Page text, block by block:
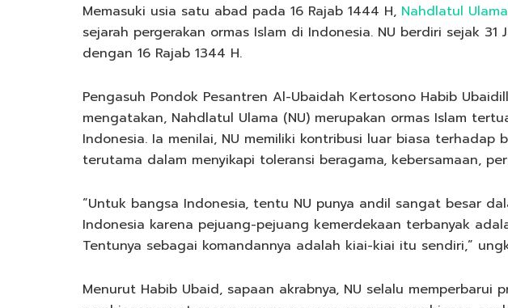
Memasuki usia satu abad pada 16 Rajab 1444 H, Nahdlatul
sejarah pergerakan ormas Islam di Indonesia. NU berdiri sejak 31
dengan 16 Rajab 1344 H.
Pengasuh Pondok Pesantren Al-Ubaidah Kertosono Habib
mengatakan, Nahdlatul Ulama (NU) merupakan ormas Islam
Indonesia. Ia menilai, NU memiliki kontribusi luar biasa terhadap
terutama dalam menyikapi toleransi beragama, kebersamaan,
“Untuk bangsa Indonesia, tentu NU punya andil sangat besar
Indonesia karena pejuang-pejuang kemerdekaan terbanyak
Tentunya sebagai komandannya adalah kiai-kiai itu sendiri,”
Menurut Habib Ubaid, sapaan akrabnya, NU selalu memperbarui